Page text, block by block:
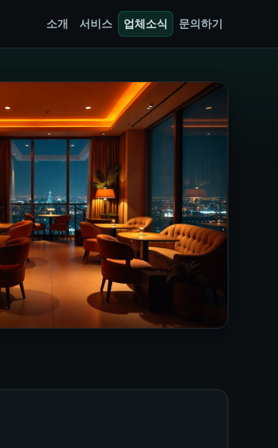
소개 서비스 업체소식 문의하기